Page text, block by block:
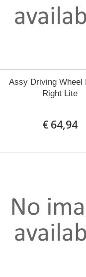
Assy Driving Wheel
Right Lite
€ 64,94